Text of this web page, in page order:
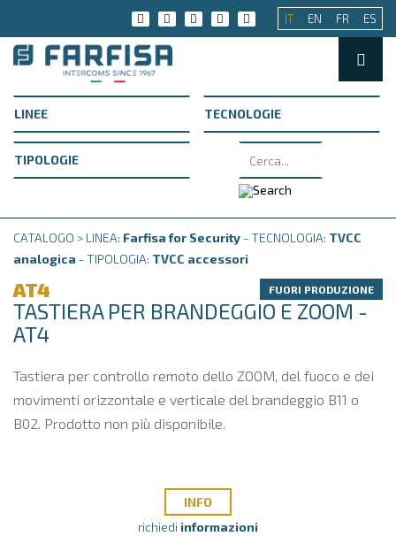
IT EN FR ES
CATALOGO > LINEA: Farfisa for Security - TECNOLOGIA: TVCC
analogica - TIPOLOGIA: TVCC accessori
FUORI PRODUZIONE
AT4
TASTIERA PER BRANDEGGIO E ZOOM -
AT4
Tastiera per controllo remoto dello ZOOM, del fuoco e dei
movimenti orizzontale e verticale del brandeggio B11 o
B02. Prodotto non più disponibile.
INFO
richiedi informazioni